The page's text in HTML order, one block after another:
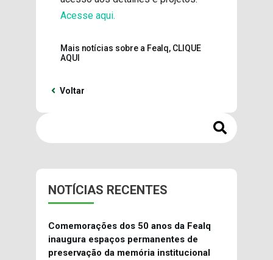
Acesse aqui.
Mais notícias sobre a Fealq, CLIQUE
AQUI
Voltar
NOTÍCIAS RECENTES
Comemorações dos 50 anos da Fealq
inaugura espaços permanentes de
preservação da memória institucional